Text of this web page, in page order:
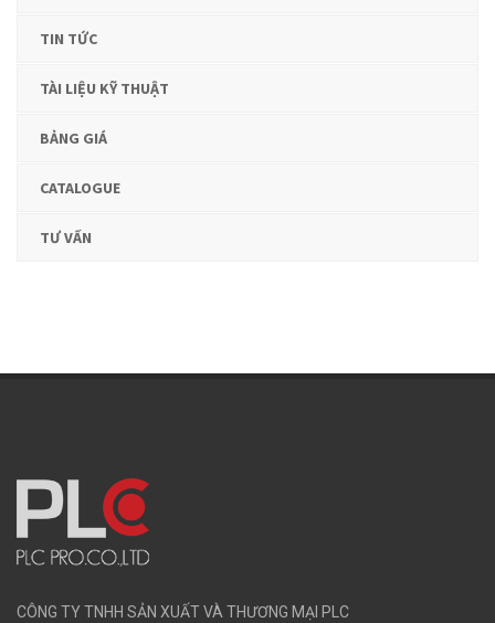
TIN TỨC
TÀI LIỆU KỸ THUẬT
BẢNG GIÁ
CATALOGUE
TƯ VẤN
CÔNG TY TNHH SẢN XUẤT VÀ THƯƠNG MẠI PLC